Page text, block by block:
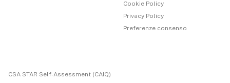
Cookie Policy
Privacy Policy
Preferenze consenso
CSA STAR Self-Assessment (CAIQ)